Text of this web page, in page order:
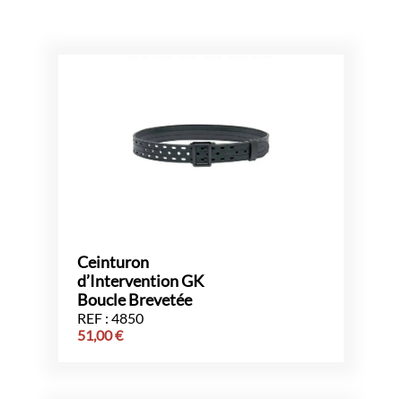
Ceinturon
d’Intervention GK
Boucle Brevetée
REF : 4850
51,00€